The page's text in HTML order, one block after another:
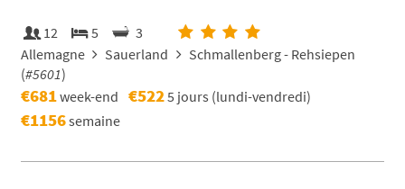
12 5
3
Allemagne
Sauerland
Schmallenberg - Rehsiepen
(#5601)
€681week-end €5225 jours (lundi-vendredi)
€1156semaine